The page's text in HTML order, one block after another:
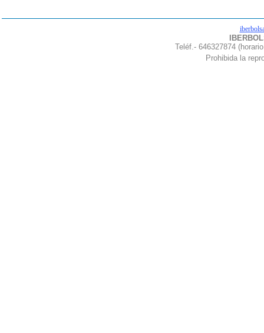
Teléf.- 646327874
Prohibida la